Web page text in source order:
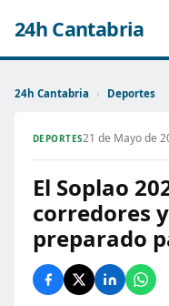
24h Cantabria
24h Cantabria › Deportes
DEPORTES21 de Mayo de
El Soplao
corredores
preparado